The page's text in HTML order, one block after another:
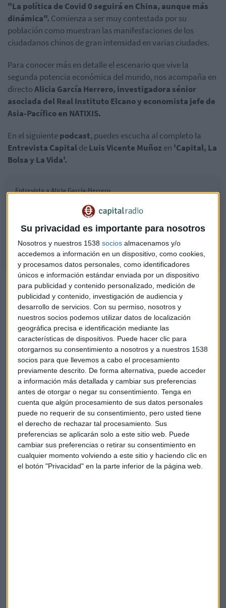
Su privacidad es importante para nosotros
Nosotros y nuestros 1538 socios almacenamos y/o
accedemos a información en un dispositivo, como cookies,
y procesamos datos personales, como identificadores
únicos e información estándar enviada por un dispositivo
para publicidad y contenido personalizado, medición de
publicidad y contenido, investigación de audiencia y
desarrollo de servicios. Con su permiso, nosotros y
nuestros socios podemos utilizar datos de localización
geográfica precisa e identificación mediante las
características de dispositivos. Puede hacer clic para
otorgarnos su consentimiento a nosotros y a nuestros 1538
socios para que llevemos a cabo el procesamiento
previamente descrito. De forma alternativa, puede acceder
a información más detallada y cambiar sus preferencias
antes de otorgar o negar su consentimiento. Tenga en
cuenta que algún procesamiento de sus datos personales
puede no requerir de su consentimiento, pero usted tiene
el derecho de rechazar tal procesamiento. Sus
preferencias se aplicarán solo a este sitio web. Puede
cambiar sus preferencias o retirar su consentimiento en
cualquier momento volviendo a este sitio y haciendo clic en
el botón "Privacidad" en la parte inferior de la página web.
"La política de Covid 0 seguirá en China, aunque más
dinámica". Comienza a ser muy contestada por su
población como muestran las manifestaciones de los
ciudadanos chinos de gran intensidad en varias ciudades.
Para conocer más en detalle el escenario que vive la
segunda potencia económica del mundo, nos acompaña en
directoAlicia García Herrero, investigadora sénior
asociada del Real Instituto Elcano y economista jefe de
Asia-Pacífico en NATIXIS.
En el siguientepodcast, puedes escucha al completo la
Entrevista CapitaldeLuis Vicente Muñoz en 'Capital, La
Bolsa y La Vida'.
Entrevista a Alicia García-Herrero
contra las restricciones de movilidad derivadas de su política de Covid
0. Y lo hacemos con la ayuda de la investigadora sénior asociada del
Real Instituto Elcano y economista jefe de Asia-Pacífico en NATIXIS.
¿Qué recorrido tiene por delante la política
de Covid 0 en China?
Nuestra invitada capital sostiene quese aligerarán sus
medidas en las próximas fechas, sobre todo porque ya
antes del inicio de las protestas el Partido Comunista Chino
anunció una apertura. Concretamente el 10 y 11 de
noviembre.
"Se pueden acoger a esas 20 medidas
que realizaron entonces. Es cierto que
los confinamientos continuaron y la
movilidad empeoró desde el anuncio,
pero este está y se pueden acoger a él
para cumplir con lo que dijeron".